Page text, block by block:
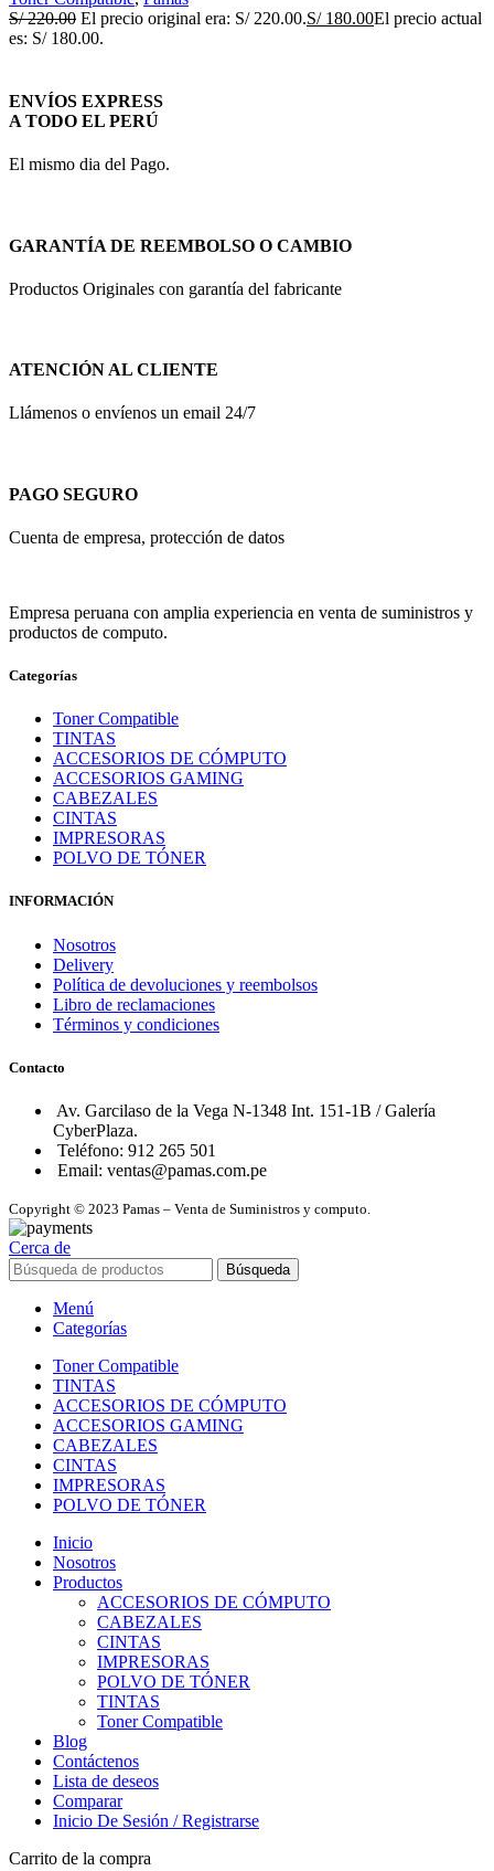
S/220.00 El precio original era: S/ 220.00.S/180.00El precio actual
es: S/ 180.00.
ENVÍOS EXPRESS
A TODO EL PERÚ
El mismo dia del Pago.
GARANTÍA DE REEMBOLSO O CAMBIO
Productos Originales con garantía del fabricante
ATENCIÓN AL CLIENTE
Llámenos o envíenos un email 24/7
PAGO SEGURO
Cuenta de empresa, protección de datos
Empresa peruana con amplia experiencia en venta de suministros y
productos de computo.
Categorías
Toner Compatible
TINTAS
ACCESORIOS DE CÓMPUTO
ACCESORIOS GAMING
CABEZALES
CINTAS
IMPRESORAS
POLVO DE TÓNER
INFORMACIÓN
Nosotros
Delivery
Política de devoluciones y reembolsos
Libro de reclamaciones
Términos y condiciones
Contacto
Av. Garcilaso de la Vega N-1348 Int. 151-1B / Galería
CyberPlaza.
Teléfono: 912 265 501
Email: ventas@pamas.com.pe
Copyright © 2023 Pamas – Venta de Suministros y computo.
Cerca de
Búsqueda
Menú
Categorías
Toner Compatible
TINTAS
ACCESORIOS DE CÓMPUTO
ACCESORIOS GAMING
CABEZALES
CINTAS
IMPRESORAS
POLVO DE TÓNER
Inicio
Nosotros
Productos
ACCESORIOS DE CÓMPUTO
CABEZALES
CINTAS
IMPRESORAS
POLVO DE TÓNER
TINTAS
Toner Compatible
Blog
Contáctenos
Lista de deseos
Comparar
Inicio De Sesión / Registrarse
Carrito de la compra